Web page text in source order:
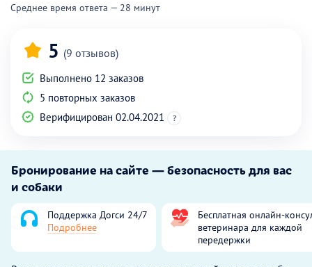
Среднее время ответа — 28 минут
5 (9 отзывов)
Выполнено 12 заказов
5 повторных заказов
Верифицирован 02.04.2021
?
Бронирование на сайте — безопасность для вас
и собаки
Поддержка Догси 24/7
Подробнее
Бесплатная онлайн-
ветеринара для каждой
передержки